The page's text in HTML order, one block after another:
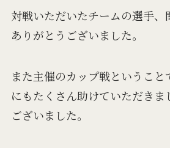
対戦いただいたチームの選手、
ありがとうございました。
また主催のカップ戦というこ
にもたくさん助けていただきま
ございました。